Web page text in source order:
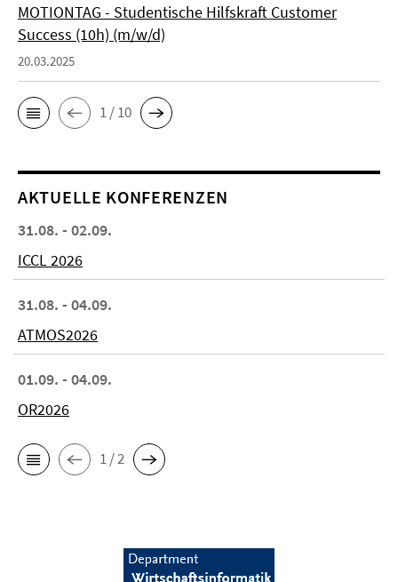
MOTIONTAG - Studentische Hilfskraft Customer
Success (10h) (m/w/d)
20.03.2025
1 / 10
AKTUELLE KONFERENZEN
31.08. - 02.09.
ICCL 2026
31.08. - 04.09.
ATMOS2026
01.09. - 04.09.
OR2026
1 / 2